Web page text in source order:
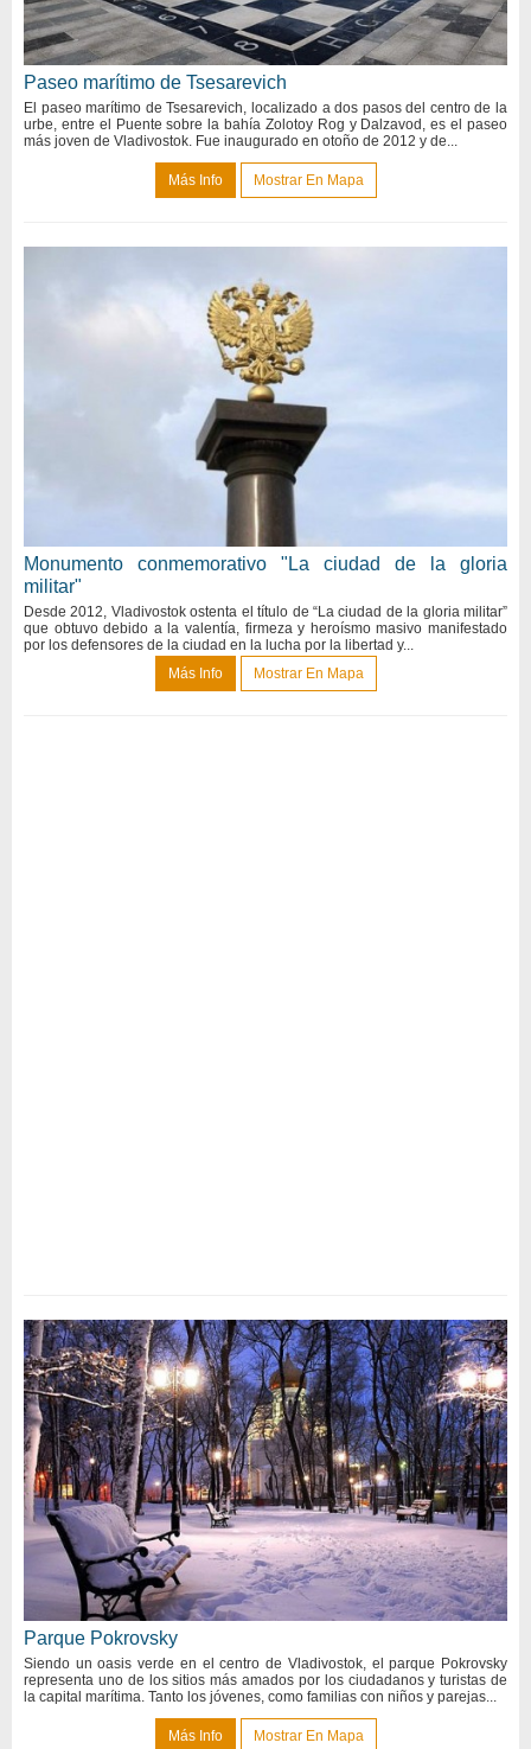
Paseo marítimo de Tsesarevich
El paseo marítimo de Tsesarevich, localizado a dos pasos del centro de la
urbe, entre el Puente sobre la bahía Zolotoy Rog y Dalzavod, es el paseo
más joven de Vladivostok. Fue inaugurado en otoño de 2012 y de...
Más Info Mostrar En Mapa
Monumento conmemorativo "La ciudad de la gloria
militar"
Desde 2012, Vladivostok ostenta el título de “La ciudad de la gloria militar”
que obtuvo debido a la valentía, firmeza y heroísmo masivo manifestado
por los defensores de la ciudad en la lucha por la libertad y...
Más Info
Mostrar En Mapa
Parque Pokrovsky
Siendo un oasis verde en el centro de Vladivostok, el parque Pokrovsky
representa uno de los sitios más amados por los ciudadanos y turistas de
la capital marítima. Tanto los jóvenes, como familias con niños y parejas...
Más Info Mostrar En Mapa